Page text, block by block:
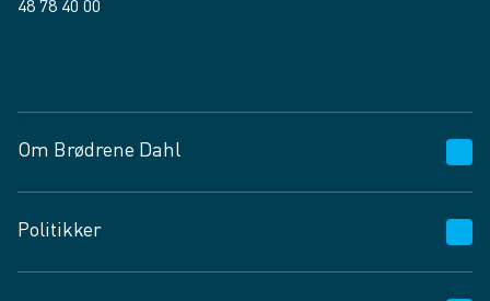
48 78 40 00
Om Brødrene Dahl
Vagttelefon 30 10 89 89
Spørgsmål og svar
Politikker